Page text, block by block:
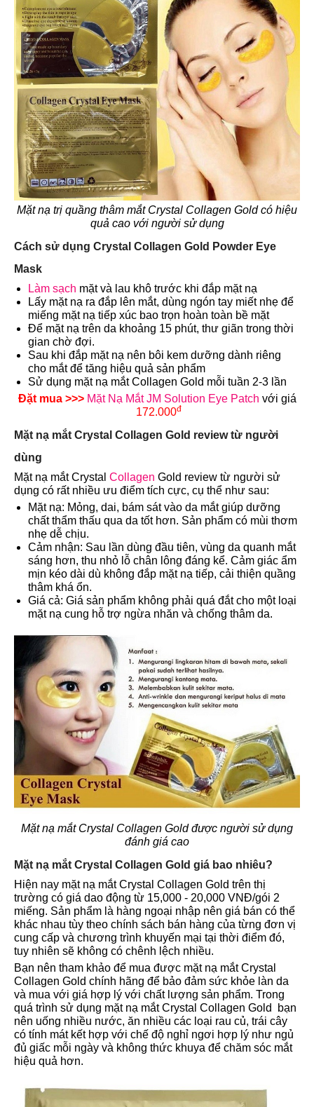
Mặt nạ trị quầng thâm mắt Crystal Collagen Gold có hiệu
quả cao với người sử dụng
Cách sử dụng Crystal Collagen Gold Powder Eye
Mask
Làm sạch mặt và lau khô trước khi đắp mặt nạ
Lấy mặt nạ ra đắp lên mắt, dùng ngón tay miết nhẹ để
miếng mặt nạ tiếp xúc bao trọn hoàn toàn bề mặt
Để mặt nạ trên da khoảng 15 phút, thư giãn trong thời
gian chờ đợi.
Sau khi đắp mặt nạ nên bôi kem dưỡng dành riêng
cho mắt để tăng hiệu quả sản phẩm
Sử dụng mặt nạ mắt Collagen Gold mỗi tuần 2-3 lần
Đặt mua >>> Mặt Nạ Mắt JM Solution Eye Patch với giá
172.000đ
Mặt nạ mắt Crystal Collagen Gold review từ người
dùng
Mặt nạ mắt Crystal Collagen Gold review từ người sử
dụng có rất nhiều ưu điểm tích cực, cụ thể như sau:
Mặt nạ: Mỏng, dai, bám sát vào da mắt giúp dưỡng
chất thẩm thấu qua da tốt hơn. Sản phẩm có mùi thơm
nhẹ dễ chịu.
Cảm nhận: Sau lần dùng đầu tiên, vùng da quanh mắt
sáng hơn, thu nhỏ lỗ chân lông đáng kể. Cảm giác ẩm
mịn kéo dài dù không đắp mặt nạ tiếp, cải thiện quầng
thâm khá ổn.
Giá cả: Giá sản phẩm không phải quá đắt cho một loại
mặt nạ cung hỗ trợ ngừa nhăn và chống thâm da.
Mặt nạ mắt Crystal Collagen Gold được người sử dụng
đánh giá cao
Mặt nạ mắt Crystal Collagen Gold giá bao nhiêu?
Hiện nay mặt nạ mắt Crystal Collagen Gold trên thị
trường có giá dao động từ 15,000 - 20,000 VNĐ/gói 2
miếng. Sản phẩm là hàng ngoại nhập nên giá bán có thể
khác nhau tùy theo chính sách bán hàng của từng đơn vị
cung cấp và chương trình khuyến mại tại thời điểm đó,
tuy nhiên sẽ không có chênh lệch nhiều.
Bạn nên tham khảo để mua được mặt nạ mắt Crystal
Collagen Gold chính hãng để bảo đảm sức khỏe làn da
và mua với giá hợp lý với chất lượng sản phẩm. Trong
quá trình sử dụng mặt nạ mắt Crystal Collagen Gold bạn
nên uống nhiều nước, ăn nhiều các loại rau củ, trái cây
có tính mát kết hợp với chế độ nghỉ ngơi hợp lý như ngủ
đủ giấc mỗi ngày và không thức khuya để chăm sóc mắt
hiệu quả hơn.